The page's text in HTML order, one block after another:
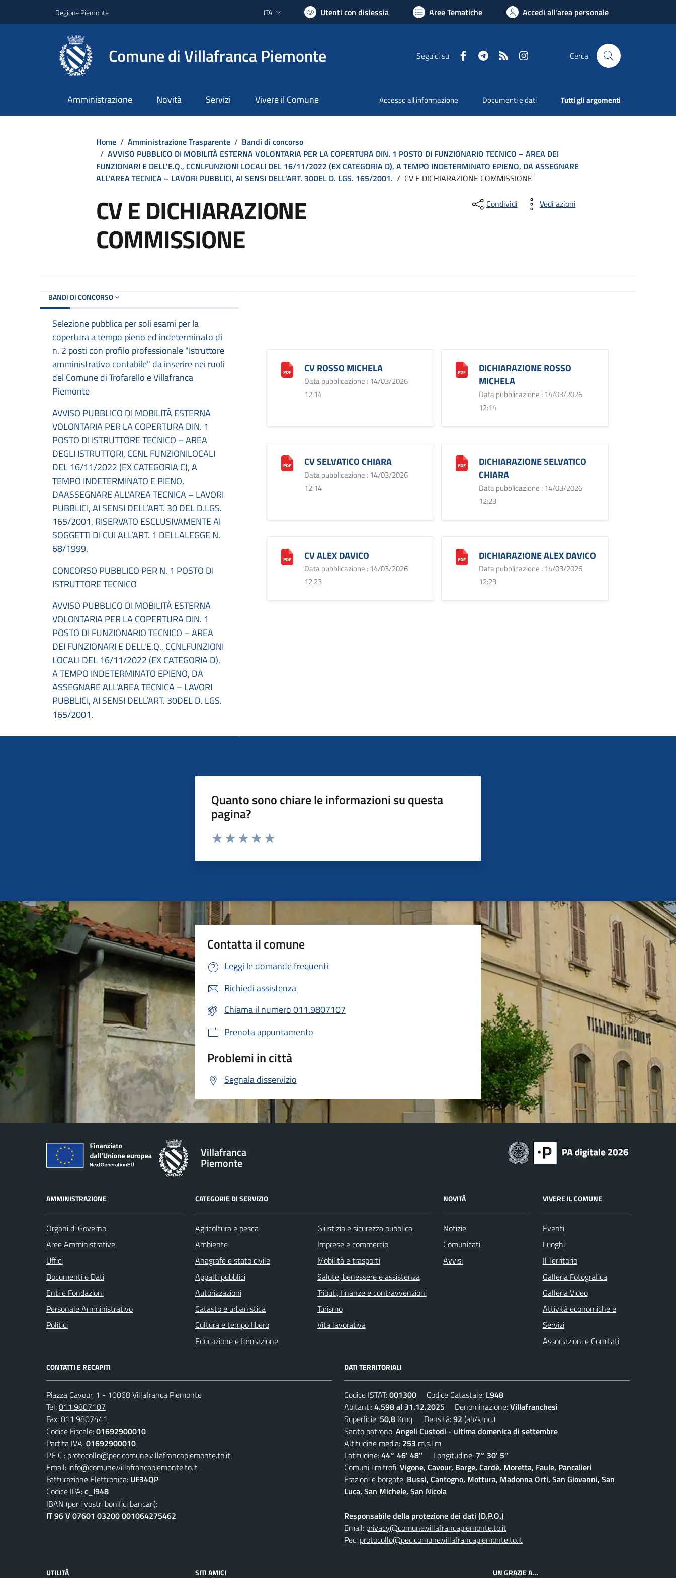
Regione Piemonte Lingua attiva:
ITA Utenti con dislessia Aree Tematiche Accedi all'area personale
Comune di Villafranca Piemonte Seguici su FacebookTelegramRSS Cerca
Amministrazione Novità Servizi Vivere il Comune Accesso all'informazione Documenti e dati Tutti gli argomenti
Home / Amministrazione Trasparente / Bandi di concorso
/ AVVISO PUBBLICO DI MOBILITÀ ESTERNA VOLONTARIA PER LA COPERTURA DIN. 1 POSTO DI FUNZIONARIO TECNICO – AREA DEI
FUNZIONARI E DELL'E.Q., CCNLFUNZIONI LOCALI DEL 16/11/2022 (EX CATEGORIA D), A TEMPO INDETERMINATO EPIENO, DA ASSEGNARE
ALL'AREA TECNICA – LAVORI PUBBLICI, AI SENSI DELL’ART. 30DEL D. LGS. 165/2001. / CV E DICHIARAZIONE COMMISSIONE
CV E DICHIARAZIONE
COMMISSIONE
Condividi Vedi azioni
BANDI DI CONCORSO
Selezione pubblica per soli esami per la
copertura a tempo pieno ed indeterminato di
n. 2 posti con profilo professionale "Istruttore
amministrativo contabile" da inserire nei ruoli
del Comune di Trofarello e Villafranca
Piemonte
AVVISO PUBBLICO DI MOBILITÀ ESTERNA
VOLONTARIA PER LA COPERTURA DIN. 1
POSTO DI ISTRUTTORE TECNICO – AREA
DEGLI ISTRUTTORI, CCNL FUNZIONILOCALI
DEL 16/11/2022 (EX CATEGORIA C), A
TEMPO INDETERMINATO E PIENO,
DAASSEGNARE ALL'AREA TECNICA – LAVORI
PUBBLICI, AI SENSI DELL’ART. 30 DEL D.LGS.
165/2001, RISERVATO ESCLUSIVAMENTE AI
SOGGETTI DI CUI ALL’ART. 1 DELLALEGGE N.
68/1999.
CONCORSO PUBBLICO PER N. 1 POSTO DI
ISTRUTTORE TECNICO
AVVISO PUBBLICO DI MOBILITÀ ESTERNA
VOLONTARIA PER LA COPERTURA DIN. 1
POSTO DI FUNZIONARIO TECNICO – AREA
DEI FUNZIONARI E DELL'E.Q., CCNLFUNZIONI
LOCALI DEL 16/11/2022 (EX CATEGORIA D),
A TEMPO INDETERMINATO EPIENO, DA
ASSEGNARE ALL'AREA TECNICA – LAVORI
PUBBLICI, AI SENSI DELL’ART. 30DEL D. LGS.
165/2001.
CV ROSSO MICHELA
Data pubblicazione : 14/03/2026
12:14
DICHIARAZIONE ROSSO
MICHELA
Data pubblicazione : 14/03/2026
12:14
CV SELVATICO CHIARA
Data pubblicazione : 14/03/2026
12:14
DICHIARAZIONE SELVATICO
CHIARA
Data pubblicazione : 14/03/2026
12:23
CV ALEX DAVICO
Data pubblicazione : 14/03/2026
12:23
DICHIARAZIONE ALEX DAVICO
Data pubblicazione : 14/03/2026
12:23
Quanto sono chiare le informazioni su questa
pagina?
Valuta da 1 a 5 stelle la pagina
Contatta il comune
Leggi le domande frequenti
Richiedi assistenza
Chiama il numero 011.9807107
Prenota appuntamento
Problemi in città
Segnala disservizio
Villafranca
Piemonte
AMMINISTRAZIONE
Organi di Governo
Aree Amministrative
Uffici
Documenti e Dati
Enti e Fondazioni
Personale Amministrativo
Politici
CATEGORIE DI SERVIZIO
Agricoltura e pesca
Ambiente
Anagrafe e stato civile
Appalti pubblici
Autorizzazioni
Catasto e urbanistica
Cultura e tempo libero
Educazione e formazione
Giustizia e sicurezza pubblica
Imprese e commercio
Mobilità e trasporti
Salute, benessere e assistenza
Tributi, finanze e contravvenzioni
Turismo
Vita lavorativa
NOVITÀ
Notizie
Comunicati
Avvisi
VIVERE IL COMUNE
Eventi
Luoghi
Il Territorio
Galleria Fotografica
Galleria Video
Attività economiche e
Servizi
Associazioni e Comitati
CONTATTI E RECAPITI
Piazza Cavour, 1 - 10068 Villafranca Piemonte
Tel:011.9807107
Fax:011.9807441
Codice Fiscale:01692900010
Partita IVA:01692900010
P.E.C.: protocollo@pec.comune.villafrancapiemonte.to.it
Email: info@comune.villafrancapiemonte.to.it
Fatturazione Elettronica: UF34QP
Codice IPA:c_l948
IBAN (per i vostri bonifici bancari):
IT 96 V 07601 03200 001064275462
DATI TERRITORIALI
Codice ISTAT:001300 Codice Catastale: L948
Abitanti:4.598 al 31.12.2025 Denominazione:Villafranchesi
Superficie: 50,8 Kmq. Densità:92 (ab/kmq.)
Santo patrono:Angeli Custodi - ultima domenica di settembre
Altitudine media: 253 m.s.l.m.
Latitudine:44° 46' 48'' Longitudine: 7° 30' 5''
Comuni limitrofi:Vigone, Cavour, Barge, Cardè, Moretta, Faule, Pancalieri
Frazioni e borgate: Bussi, Cantogno, Mottura, Madonna Orti, San Giovanni, San
Luca, San Michele, San Nicola
Responsabile della protezione dei dati (D.P.O.)
Email: privacy@comune.villafrancapiemonte.to.it
Pec: protocollo@pec.comune.villafrancapiemonte.to.it
UTILITÀ SITI AMICI UN GRAZIE A...